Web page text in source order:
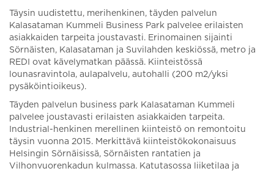
Täysin uudistettu, merihenkinen, täyden palvelun
Kalasataman Kummeli Business Park palvelee erilaisten
asiakkaiden tarpeita joustavasti. Erinomainen sijainti
Sörnäisten, Kalasataman ja Suvilahden keskiössä, metro ja
REDI ovat kävelymatkan päässä. Kiinteistössä
lounasravintola, aulapalvelu, autohalli (200 m2/yksi
pysäköintioikeus).
Täyden palvelun business park Kalasataman Kummeli
palvelee joustavasti erilaisten asiakkaiden tarpeita.
Industrial-henkinen merellinen kiinteistö on remontoitu
täysin vuonna 2015. Merkittävä kiinteistökokonaisuus
Helsingin Sörnäisissä, Sörnäisten rantatien ja
Vilhonvuorenkadun kulmassa. Katutasossa liiketilaa ja